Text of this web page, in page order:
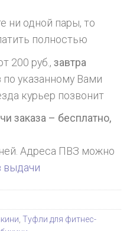
ни одной пары, то
полностью
200 руб.,завтра
по указанному Вами
курьер позвонит
заказа – бесплатно,
Адреса ПВЗ можно
выдачи
, Туфли для фитнес-